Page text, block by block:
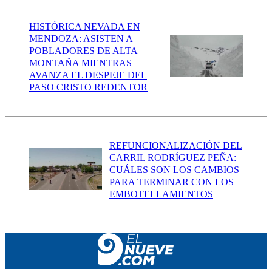
HISTÓRICA NEVADA EN
MENDOZA: ASISTEN A
POBLADORES DE ALTA
MONTAÑA MIENTRAS
AVANZA EL DESPEJE DEL
PASO CRISTO REDENTOR
REFUNCIONALIZACIÓN DEL
CARRIL RODRÍGUEZ PEÑA:
CUÁLES SON LOS CAMBIOS
PARA TERMINAR CON LOS
EMBOTELLAMIENTOS